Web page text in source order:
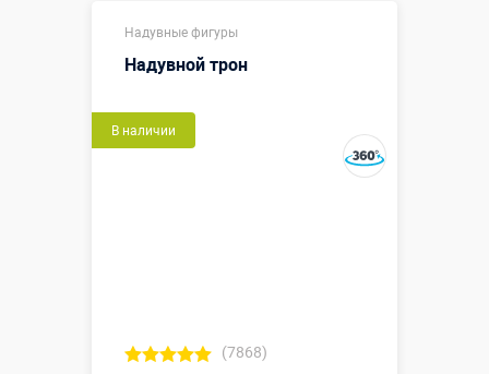
Надувные фигуры
Надувной трон
В наличии
(7868)